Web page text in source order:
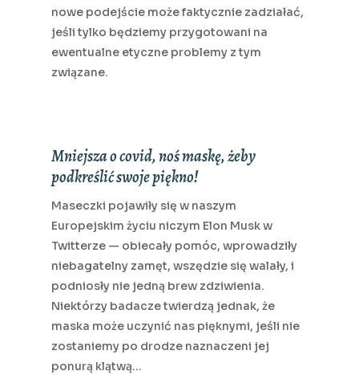
nowe podejście może faktycznie zadziałać,
jeśli tylko będziemy przygotowani na
ewentualne etyczne problemy z tym
związane.
Mniejsza o covid, noś maskę, żeby
podkreślić swoje piękno!
Maseczki pojawiły się w naszym
Europejskim życiu niczym Elon Musk w
Twitterze — obiecały pomóc, wprowadziły
niebagatelny zamęt, wszędzie się walały, i
podniosły nie jedną brew zdziwienia.
Niektórzy badacze twierdzą jednak, że
maska może uczynić nas pięknymi, jeśli nie
zostaniemy po drodze naznaczeni jej
ponurą klątwą…